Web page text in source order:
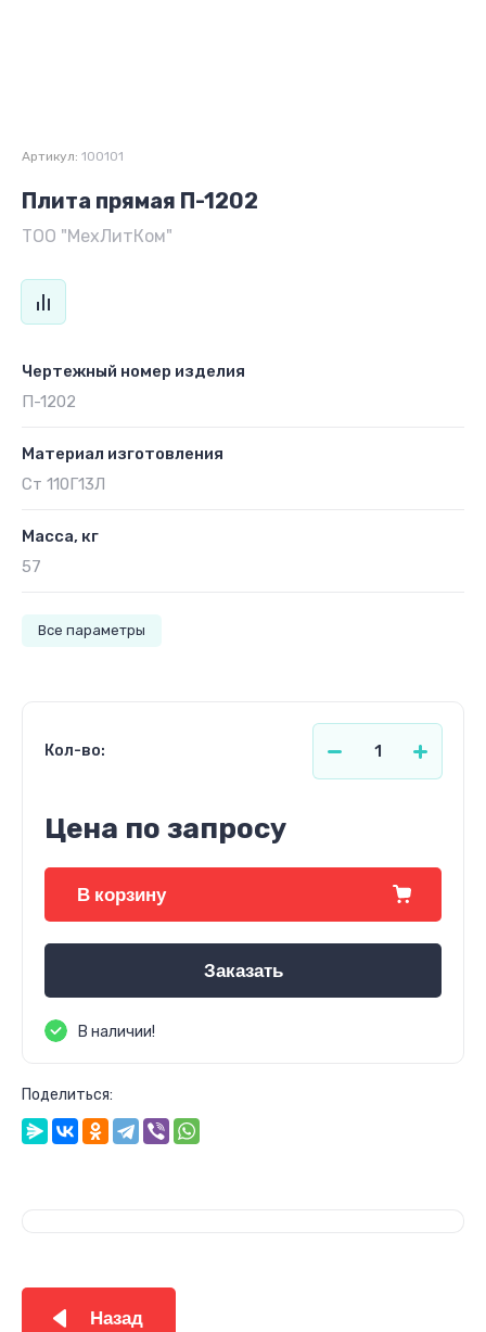
Артикул: 100101
Плита прямая П-1202
ТОО "МехЛитКом"
Чертежный номер изделия
П-1202
Материал изготовления
Ст 110Г13Л
Масса, кг
57
Все параметры
Кол-во:
Цена по запросу
В корзину
Заказать
В наличии!
Поделиться:
Назад